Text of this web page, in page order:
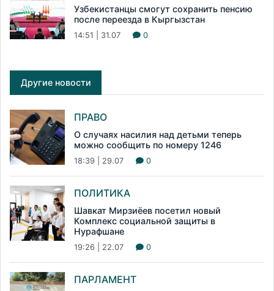
Узбекистанцы смогут сохранить пенсию
после переезда в Кыргызстан
14:51 | 31.07 0
Другие новости
ПРАВО
О случаях насилия над детьми теперь
можно сообщить по номеру 1246
18:39 | 29.07 0
ПОЛИТИКА
Шавкат Мирзиёев посетил новый
Комплекс социальной защиты в
Нурафшане
19:26 | 22.07 0
ПАРЛАМЕНТ